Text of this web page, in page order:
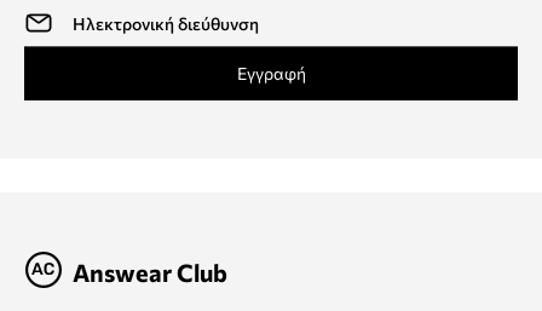
Εγγραφή
Answear Club